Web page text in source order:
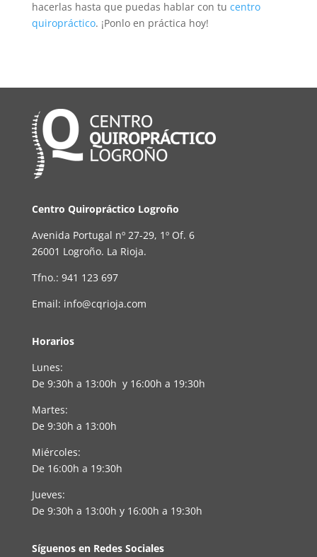
hacerlas hasta que puedas hablar con tu centro
quiropráctico. ¡Ponlo en práctica hoy!
Centro Quiropráctico Logroño
Avenida Portugal nº 27-29, 1º Of. 6
26001 Logroño. La Rioja.
Tfno.: 941 123 697
Email: info@cqrioja.com
Horarios
Lunes:
De 9:30h a 13:00h y 16:00h a 19:30h
Martes:
De 9:30h a 13:00h
Miércoles:
De 16:00h a 19:30h
Jueves:
De 9:30h a 13:00h y 16:00h a 19:30h
Síguenos en Redes Sociales